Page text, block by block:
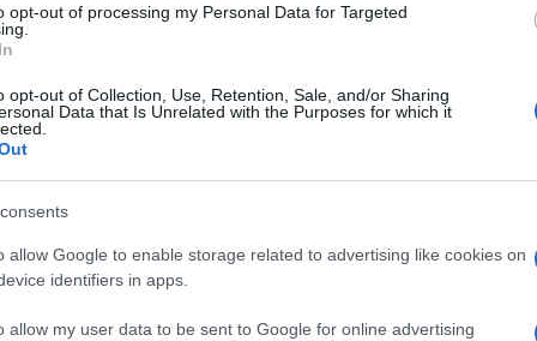
opt-out of processing my Personal Data for Targeted
opt-out of Collection, Use, Retention, Sale, and/or Sharing
Data that Is Unrelated with the Purposes for which it
allow Google to enable storage related to advertising like cookies on
identifiers in apps.
allow my user data to be sent to Google for online advertising
30